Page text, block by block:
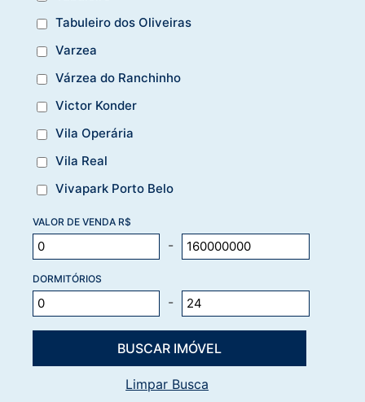
Tabuleiro dos Oliveiras
Varzea
Várzea do Ranchinho
Victor Konder
Vila Operária
Vila Real
Vivapark Porto Belo
VALOR DE VENDA R$
-
DORMITÓRIOS
-
Limpar Busca